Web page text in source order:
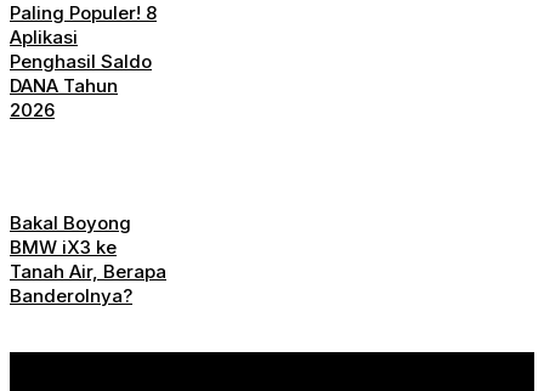
Paling Populer! 8
Aplikasi
Penghasil Saldo
DANA Tahun
2026
Bakal Boyong
BMW iX3 ke
Tanah Air, Berapa
Banderolnya?